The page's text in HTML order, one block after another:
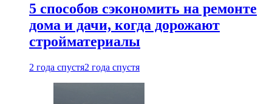
5 способов сэкономить на ремонте
дома и дачи, когда дорожают
стройматериалы
2 года спустя2 года спустя